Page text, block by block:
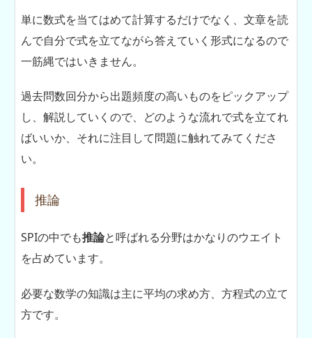
単に数式を当てはめて計算するだけでなく、文章を読
んで自分で式を立てながら答えていく形式になるので
一筋縄ではいきません。
過去問数回分から出題頻度の高いものをピックアップ
し、解説していくので、どのような流れで式を立てれ
ばいいか、それに注目して問題に触れてみてくださ
い。
推論
SPIの中でも推論と呼ばれる分野はかなりのウエイト
を占めています。
必要な数学の知識は主に平均の求め方、方程式の立て
方です。